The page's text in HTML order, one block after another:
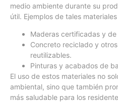
medio ambiente durante su
útil. Ejemplos de tales
Maderas certificadas y
Concreto reciclado y
reutilizables.
Pinturas y acabados de
El uso de estos materiales no
ambiental, sino que también
más saludable para los